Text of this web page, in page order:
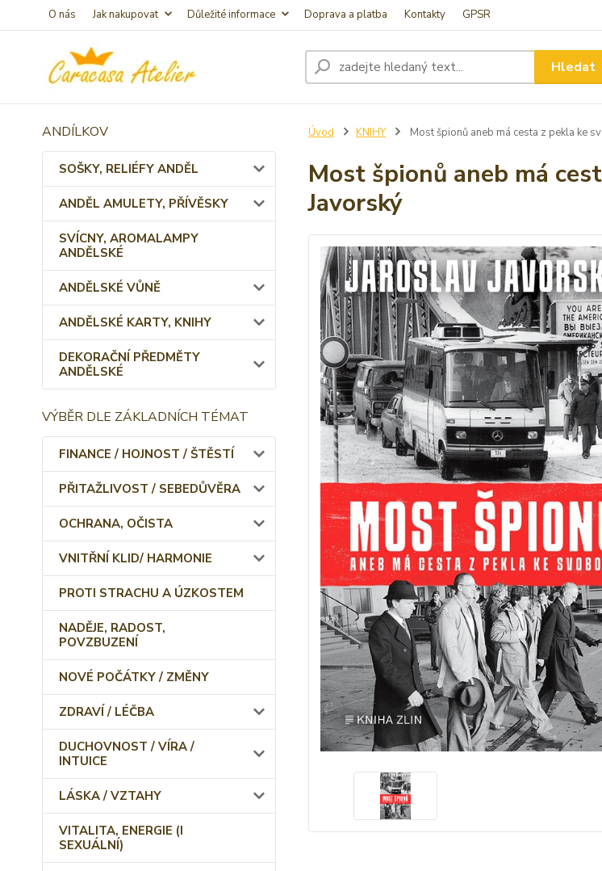
O nás Jak nakupovat Důležité informace Doprava a platba Kontakty GPSR
Hledat
ANDÍLKOV
SOŠKY, RELIÉFY ANDĚL
ANDĚL AMULETY, PŘÍVĚSKY
SVÍCNY, AROMALAMPY
ANDĚLSKÉ
ANDĚLSKÉ VŮNĚ
ANDĚLSKÉ KARTY, KNIHY
DEKORAČNÍ PŘEDMĚTY
ANDĚLSKÉ
VÝBĚR DLE ZÁKLADNÍCH TÉMAT
FINANCE / HOJNOST / ŠTĚSTÍ
PŘITAŽLIVOST / SEBEDŮVĚRA
OCHRANA, OČISTA
VNITŘNÍ KLID/ HARMONIE
PROTI STRACHU A ÚZKOSTEM
NADĚJE, RADOST,
POVZBUZENÍ
NOVÉ POČÁTKY / ZMĚNY
ZDRAVÍ / LÉČBA
DUCHOVNOST / VÍRA /
INTUICE
LÁSKA / VZTAHY
VITALITA, ENERGIE (I
SEXUÁLNÍ)
Úvod KNIHY Most špionů aneb má cesta z pekla ke
Most špionů aneb má
Javorský